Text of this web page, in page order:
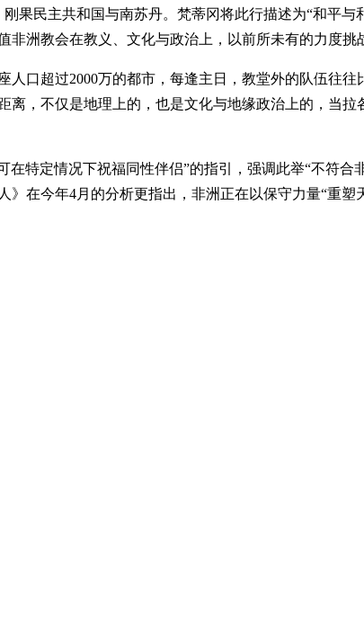
果民主共和国与南苏丹。梵蒂冈将此行描述为“和平
洲教会在教义、文化与政治上，以前所未有的力度挑
超过2000万的都市，每逢主日，教堂外的队伍往往
，不仅是地理上的，也是文化与地缘政治上的，当
特定情况下祝福同性伴侣”的指引，强调此举“不符
在今年4月的分析更指出，非洲正在以保守力量“重塑